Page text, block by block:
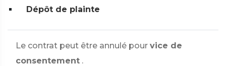
Dépôt de plainte
Le contrat peut être annulé pour vice de
consentement .